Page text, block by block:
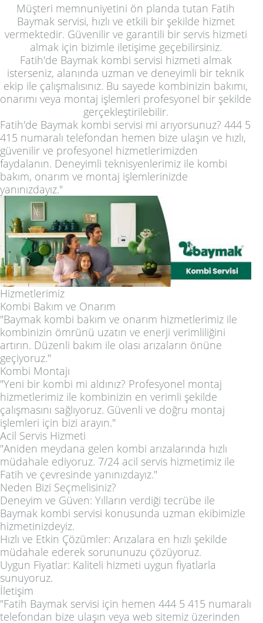
Müşteri memnuniyetini ön planda tutan Fatih
Baymak servisi, hızlı ve etkili bir şekilde hizmet
vermektedir. Güvenilir ve garantili bir servis hizmeti
almak için bizimle iletişime geçebilirsiniz.
Fatih'de Baymak kombi servisi hizmeti almak
isterseniz, alanında uzman ve deneyimli bir teknik
ekip ile çalışmalısınız. Bu sayede kombinizin bakımı,
onarımı veya montaj işlemleri profesyonel bir şekilde
gerçekleştirilebilir.
Fatih'de Baymak kombi servisi mi arıyorsunuz? 444 5
415 numaralı telefondan hemen bize ulaşın ve hızlı,
güvenilir ve profesyonel hizmetlerimizden
faydalanın. Deneyimli teknisyenlerimiz ile kombi
bakım, onarım ve montaj işlemlerinizde
yanınızdayız."
Hizmetlerimiz
Kombi Bakım ve Onarım
"Baymak kombi bakım ve onarım hizmetlerimiz ile
kombinizin ömrünü uzatın ve enerji verimliliğini
artırın. Düzenli bakım ile olası arızaların önüne
geçiyoruz."
Kombi Montajı
"Yeni bir kombi mi aldınız? Profesyonel montaj
hizmetlerimiz ile kombinizin en verimli şekilde
çalışmasını sağlıyoruz. Güvenli ve doğru montaj
işlemleri için bizi arayın."
Acil Servis Hizmeti
"Aniden meydana gelen kombi arızalarında hızlı
müdahale ediyoruz. 7/24 acil servis hizmetimiz ile
Fatih ve çevresinde yanınızdayız."
Neden Bizi Seçmelisiniz?
Deneyim ve Güven: Yılların verdiği tecrübe ile
Baymak kombi servisi konusunda uzman ekibimizle
hizmetinizdeyiz.
Hızlı ve Etkin Çözümler: Arızalara en hızlı şekilde
müdahale ederek sorununuzu çözüyoruz.
Uygun Fiyatlar: Kaliteli hizmeti uygun fiyatlarla
sunuyoruz.
İletişim
"Fatih Baymak servisi için hemen 444 5 415 numaralı
telefondan bize ulaşın veya web sitemiz üzerinden